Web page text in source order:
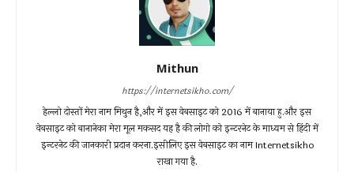
Mithun
https://internetsikho.com/
हेल्लो दोस्तों मेरा नाम मिथुन है,और में इस वेबसाइट को 2016 में बानाया हु.और इस
वेबसाइट को बानानेका मेरा मूल मकसद यह है की लोगो को इन्टरनेट के माध्यम से हिंदी में
इन्टरनेट की जानकारी प्रदान करना.इसीलिए इस वेबसाइट का नाम Internetsikho
राखा गया है.